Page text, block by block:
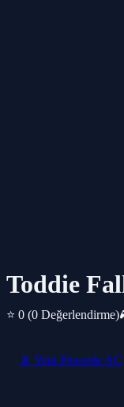
Toddie
⭐ 0 (0 Değerlendirme)
📱 Yeni Pencede AÇ